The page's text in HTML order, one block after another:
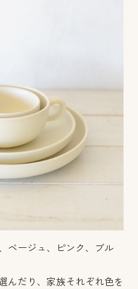
ベージュ、ピンク、ブル
んだり、家族それぞれ色を